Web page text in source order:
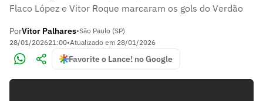
Flaco López e Vitor Roque marcaram os gols do Verdão
PorVitor Palhares•São Paulo (SP)
28/01/202621:00•Atualizado em 28/01/2026
Favorite o Lance! no Google